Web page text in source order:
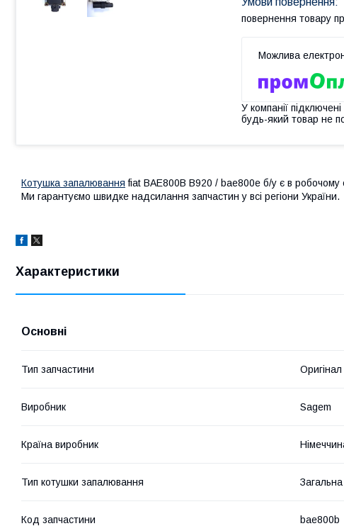
повернення товару
У компанії
будь-який товар не
Котушка запалювання fiat BAE800B B920 / bae800e б/у є в робочому
Ми гарантуємо швидке надсилання запчастин у всі регіони України.
Характеристики
Основні
Тип запчастини Оригінал
Виробник Sagem
Країна виробник
Тип котушки запалювання Загальна
Код запчастини bae800b